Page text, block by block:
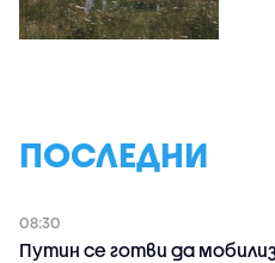
ПОСЛЕДНИ
08:30
Путин се готви да